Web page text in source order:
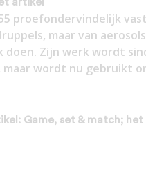
proefondervindelijk
maar van
Zijn werk wordt
wordt nu gebruikt
Game, set & match;